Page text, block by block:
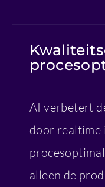
AI verbetert
door realtime
alleen de